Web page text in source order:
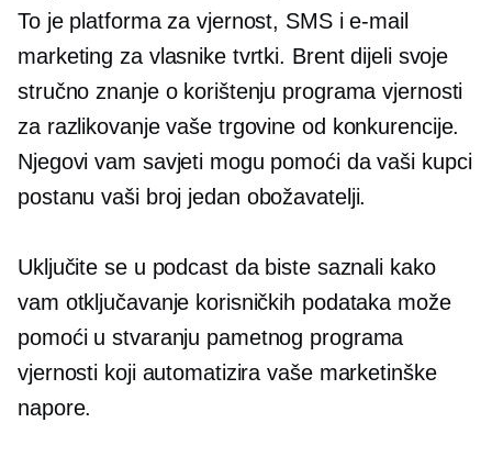
To je platforma za vjernost, SMS i e-mail
marketing za vlasnike tvrtki. Brent dijeli svoje
stručno znanje o korištenju programa vjernosti
za razlikovanje vaše trgovine od konkurencije.
Njegovi vam savjeti mogu pomoći da vaši kupci
postanu vaši broj jedan obožavatelji.
Uključite se u podcast da biste saznali kako
vam otključavanje korisničkih podataka može
pomoći u stvaranju pametnog programa
vjernosti koji automatizira vaše marketinške
napore.